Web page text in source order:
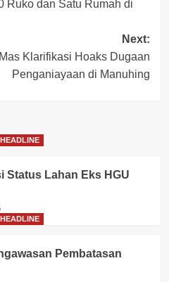
Ruko dan Satu Rumah di
Next:
Klarifikasi Hoaks Dugaan
Penganiayaan di Manuhing
HEADLINE
Status Lahan Eks HGU
HEADLINE
Pembatasan